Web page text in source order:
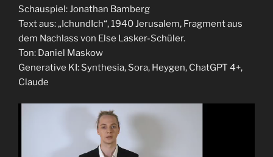
Schauspiel: Jonathan Bamberg
Text aus: „IchundIch“, 1940 Jerusalem, Fragment aus
dem Nachlass von Else Lasker-Schüler.
Ton: Daniel Maskow
Generative KI: Synthesia, Sora, Heygen, ChatGPT 4+,
Claude